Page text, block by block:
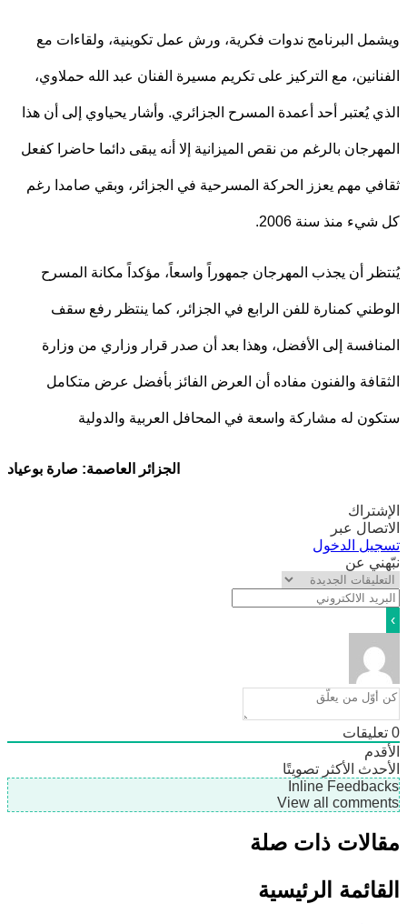
البرنامج ندوات فكرية، ورش عمل تكوينية، ولقاءات مع
مع التركيز على تكريم مسيرة الفنان عبد الله حملاوي،
يُعتبر أحد أعمدة المسرح الجزائري. وأشار يحياوي إلى أن هذا
بالرغم من نقص الميزانية إلا أنه يبقى دائما حاضرا كفعل
مهم يعزز الحركة المسرحية في الجزائر، وبقي صامدا رغم
منذ سنة 2006.
أن يجذب المهرجان جمهوراً واسعاً، مؤكداً مكانة المسرح
كمنارة للفن الرابع في الجزائر، كما ينتظر رفع سقف
إلى الأفضل، وهذا بعد أن صدر قرار وزاري من وزارة
والفنون مفاده أن العرض الفائز بأفضل عرض متكامل
له مشاركة واسعة في المحافل العربية والدولية
الجزائر العاصمة: صارة بوعياد
عبر
الدخول
عن
الأكثر تصويتًا
Inline
View all
ذات صلة
الرئيسية